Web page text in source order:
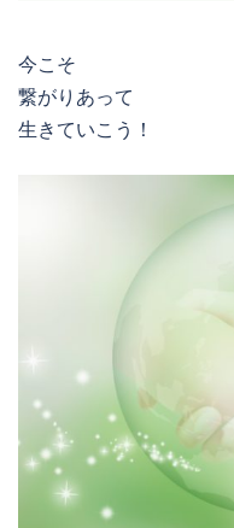
今こそ
繋がりあって
生きていこう！